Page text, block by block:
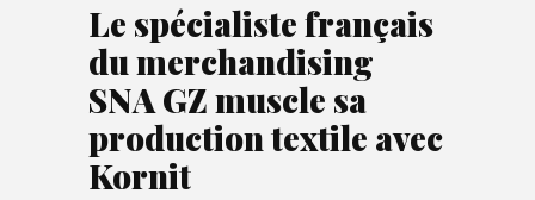
Le spécialiste français
du merchandising
SNA GZ muscle sa
production textile avec
Kornit